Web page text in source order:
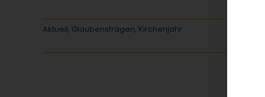
Aktuell, Glaubensfragen, Kirchenjahr